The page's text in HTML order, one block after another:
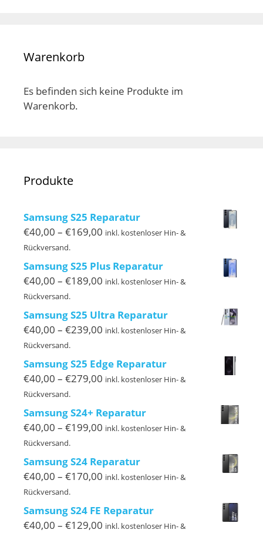
Warenkorb
Es befinden sich keine Produkte im
Warenkorb.
Produkte
Samsung S25 Reparatur
€40,00 – €169,00 Preisspanne:
bis
€169,00
inkl. kostenloser Hin- &
Rückversand.
Samsung S25 Plus Reparatur
€40,00 – €189,00 Preisspanne:
bis
€189,00
inkl. kostenloser Hin- &
Rückversand.
Samsung S25 Ultra Reparatur
€40,00 – €239,00 Preisspanne:
€239,00
inkl. kostenloser Hin- &
Rückversand.
Samsung S25 Edge Reparatur
€40,00 – €279,00 Preisspanne:
€279,00
inkl. kostenloser Hin- &
Rückversand.
Samsung S24+ Reparatur
€40,00 – €199,00 Preisspanne:
€199,00
inkl. kostenloser Hin- &
Rückversand.
Samsung S24 Reparatur
€40,00 – €170,00 Preisspanne:
bis
€170,00
inkl. kostenloser Hin- &
Rückversand.
Samsung S24 FE Reparatur
€40,00 – €129,00 Preisspanne:
inkl. kostenloser Hin- &